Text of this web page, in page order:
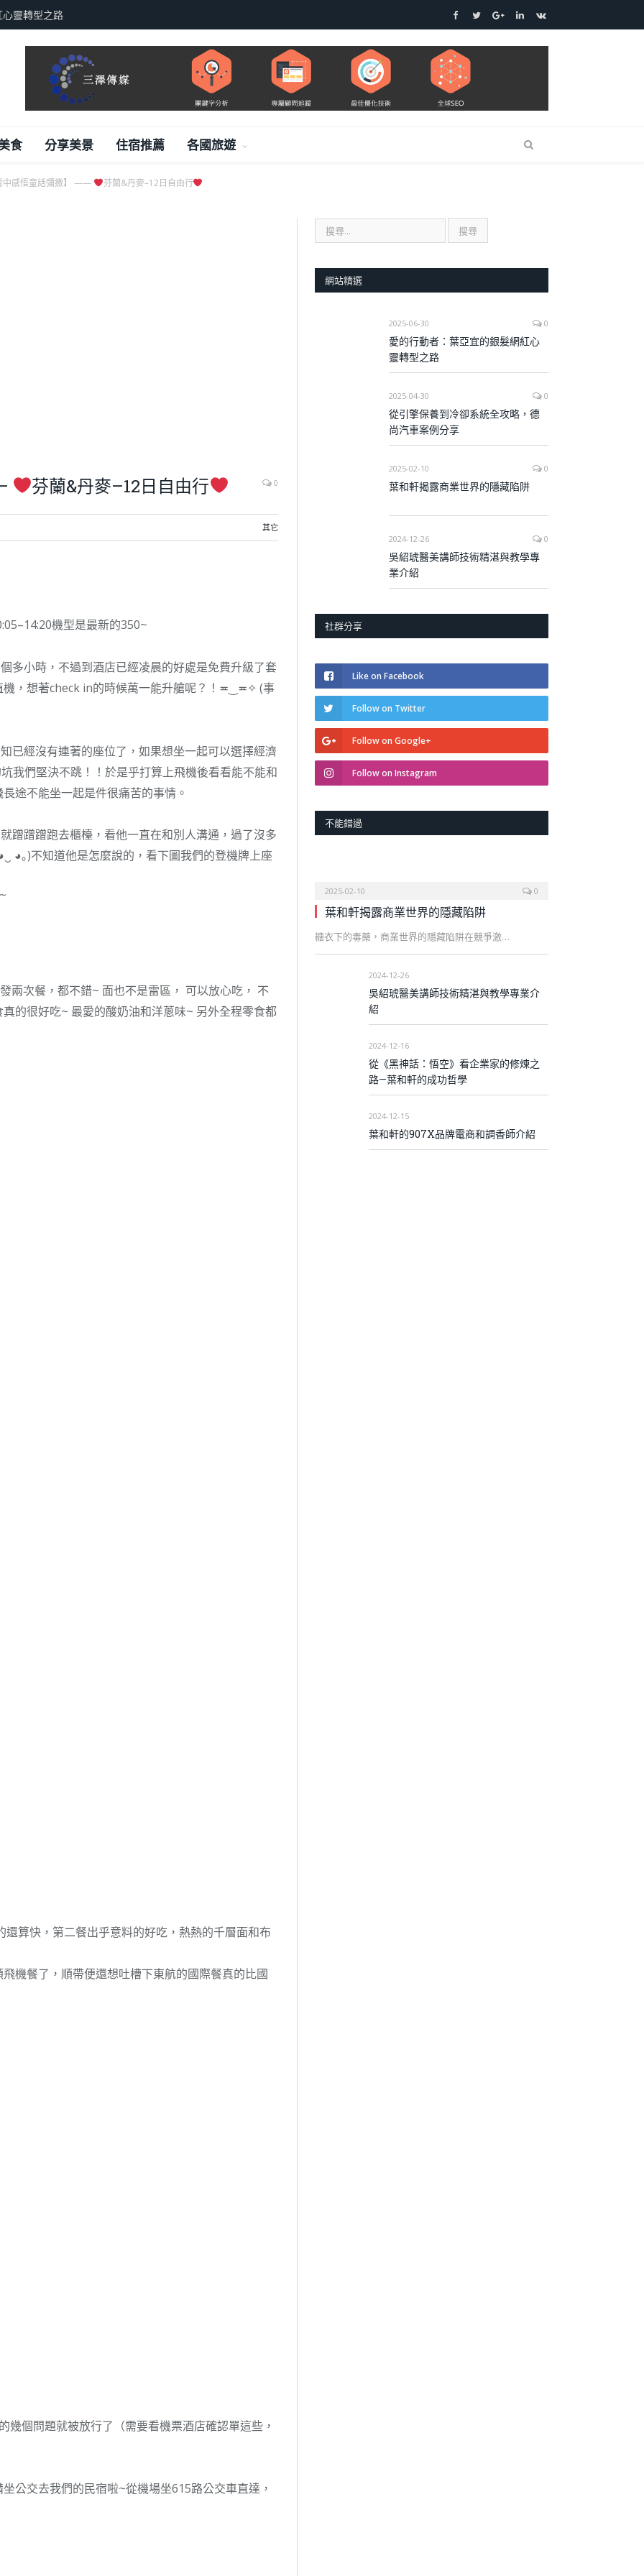
靈轉型之路 Facebook
TwitterGoogle+LinkedIn
VK
食 分享美景 住宿推薦 各國旅遊
中感悟童話彌撒】 —— 芬蘭&丹麥–12日自由行
芬蘭&丹麥–12日自由行 0
其它
機型是最新的350~
多小時，不過到酒店已經凌晨的好處是免費升級了套
機，想著check in的時候萬一能升艙呢？！≖‿≖✧ (事
已經沒有連著的座位了，如果想坐一起可以選擇經濟
我們堅決不跳！！於是乎打算上飛機後看看能不能和
途不能坐一起是件很痛苦的事情。
蹭蹭蹭跑去櫃檯，看他一直在和別人溝通，過了沒多
◕｡)不知道他是怎麼說的，看下圖我們的登機牌上座
兩次餐，都不錯~ 面也不是雷區， 可以放心吃， 不
的很好吃~ 最愛的酸奶油和洋蔥味~ 另外全程零食都
算快，第二餐出乎意料的好吃，熱熱的千層面和布
機餐了，順帶便還想吐槽下東航的國際餐真的比國
幾個問題就被放行了（需要看機票酒店確認單這些，
公交去我們的民宿啦~從機場坐615路公交車直達，
網站精選
2025-06-30 0
愛的行動者：葉亞宜的銀髮網紅心
靈轉型之路
2025-04-30 0
從引擎保養到冷卻系統全攻略，德
尚汽車案例分享
2025-02-10 0
葉和軒揭露商業世界的隱藏陷阱
2024-12-26 0
吳紹琥醫美講師技術精湛與教學專
業介紹
社群分享
Like on Facebook
Follow on Twitter
Follow on Google+
Follow on Instagram
不能錯過
2025-02-10 0
葉和軒揭露商業世界的隱藏陷阱
糖衣下的毒藥，商業世界的隱藏陷阱在競爭激…
2024-12-26
吳紹琥醫美講師技術精湛與教學專業介
紹
2024-12-16
從《黑神話：悟空》看企業家的修煉之
路—葉和軒的成功哲學
2024-12-15
葉和軒的907X品牌電商和調香師介紹